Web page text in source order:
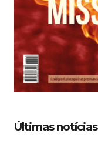
Últimas notícias